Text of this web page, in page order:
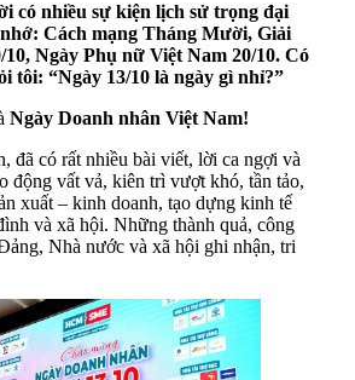
có nhiều sự kiện lịch sử trọng đại
Cách mạng Tháng Mười, Giải
Ngày Phụ nữ Việt Nam 20/10. Có
tôi: “Ngày 13/10 là ngày gì nhỉ?”
Ngày Doanh nhân Việt Nam!
đã có rất nhiều bài viết, lời ca ngợi và
động vất vả, kiên trì vượt khó, tần tảo,
xuất – kinh doanh, tạo dựng kinh tế
và xã hội. Những thành quả, công
Nhà nước và xã hội ghi nhận, tri